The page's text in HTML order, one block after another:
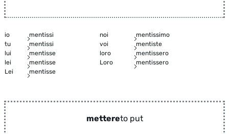
io mentissi noi
mentissimo
tu
mentissi voi
mentiste
lui
mentisse loro
mentissero
lei
mentisse Loro
mentissero
Lei
mentisse
mettereto put